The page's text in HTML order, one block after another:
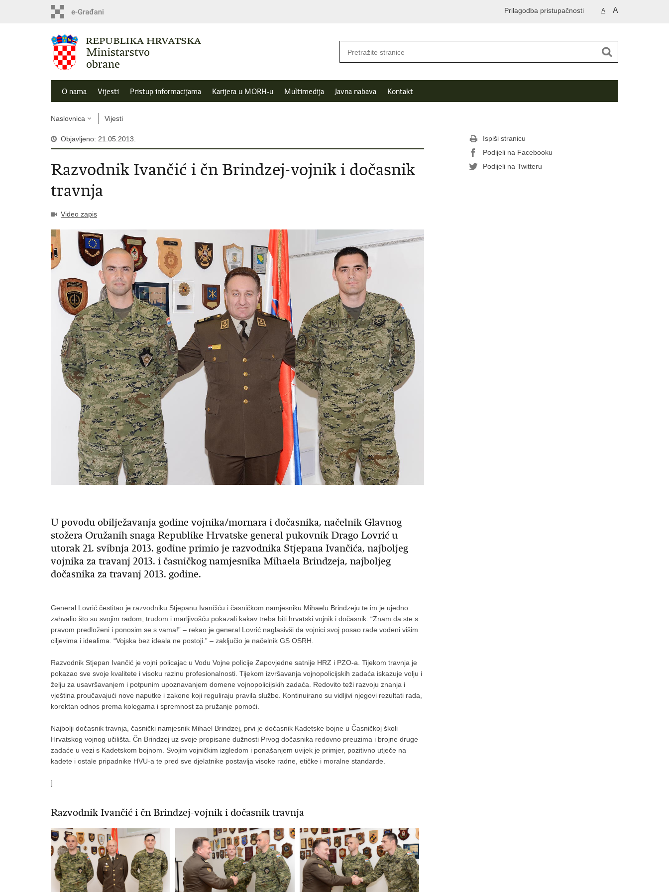
A A
Prilagodba pristupačnosti
O nama Vijesti Pristup informacijama Karijera u MORH-u Multimedija Javna nabava Kontakt
Naslovnica Vijesti
Objavljeno: 21.05.2013.
Razvodnik Ivančić i čn Brindzej-vojnik i dočasnik
travnja
Video zapis
U povodu obilježavanja godine vojnika/mornara i dočasnika, načelnik Glavnog
stožera Oružanih snaga Republike Hrvatske general pukovnik Drago Lovrić u
utorak 21. svibnja 2013. godine primio je razvodnika Stjepana Ivančića, najboljeg
vojnika za travanj 2013. i časničkog namjesnika Mihaela Brindzeja, najboljeg
dočasnika za travanj 2013. godine.
General Lovrić čestitao je razvodniku Stjepanu Ivančiću i časničkom namjesniku Mihaelu Brindzeju te im je ujedno
zahvalio što su svojim radom, trudom i marljivošću pokazali kakav treba biti hrvatski vojnik i dočasnik. “Znam da ste s
pravom predloženi i ponosim se s vama!” – rekao je general Lovrić naglasivši da vojnici svoj posao rade vođeni višim
ciljevima i idealima. “Vojska bez ideala ne postoji.” – zaključio je načelnik GS OSRH.
Razvodnik Stjepan Ivančić je vojni policajac u Vodu Vojne policije Zapovjedne satnije HRZ i PZO-a. Tijekom travnja je
pokazao sve svoje kvalitete i visoku razinu profesionalnosti. Tijekom izvršavanja vojnopolicijskih zadaća iskazuje volju i
želju za usavršavanjem i potpunim upoznavanjem domene vojnopolicijskih zadaća. Redovito teži razvoju znanja i
vještina proučavajući nove naputke i zakone koji reguliraju pravila službe. Kontinuirano su vidljivi njegovi rezultati rada,
korektan odnos prema kolegama i spremnost za pružanje pomoći.
Najbolji dočasnik travnja, časnički namjesnik Mihael Brindzej, prvi je dočasnik Kadetske bojne u Časničkoj školi
Hrvatskog vojnog učilišta. Čn Brindzej uz svoje propisane dužnosti Prvog dočasnika redovno preuzima i brojne druge
zadaće u vezi s Kadetskom bojnom. Svojim vojničkim izgledom i ponašanjem uvijek je primjer, pozitivno utječe na
kadete i ostale pripadnike HVU-a te pred sve djelatnike postavlja visoke radne, etičke i moralne standarde.
]
Razvodnik Ivančić i čn Brindzej-vojnik i dočasnik travnja
Ispiši stranicu
Podijeli na Facebooku
Podijeli na Twitteru